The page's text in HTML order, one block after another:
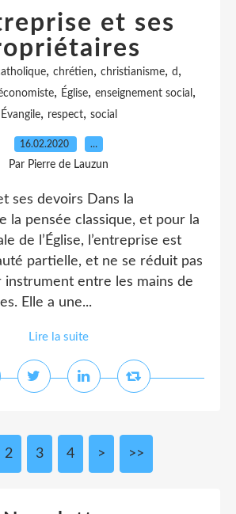
et ses
, chrétien, christianisme, d ,
, Église, enseignement social ,
Évangile, respect, social
16.02.2020 …
Par Pierre de Lauzun
ses devoirs Dans la
la pensée classique, et pour la
de l’Église, l’entreprise est
partielle, et ne se réduit pas
instrument entre les mains de
Elle a une...
Lire la suite
2 3 4 > >>